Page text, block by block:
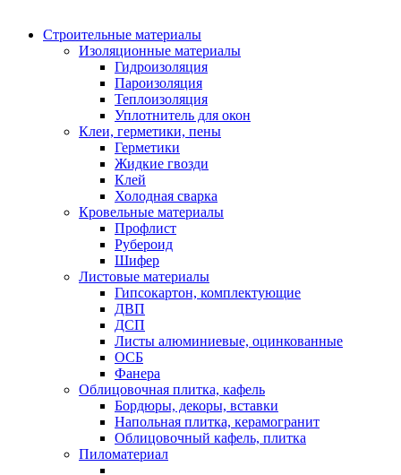
Строительные материалы
Изоляционные материалы
Гидроизоляция
Пароизоляция
Теплоизоляция
Уплотнитель для окон
Клеи, герметики, пены
Герметики
Жидкие гвозди
Клей
Холодная сварка
Кровельные материалы
Профлист
Рубероид
Шифер
Листовые материалы
Гипсокартон, комплектующие
ДВП
ДСП
Листы алюминиевые, оцинкованные
ОСБ
Фанера
Облицовочная плитка, кафель
Бордюры, декоры, вставки
Напольная плитка, керамогранит
Облицовочный кафель, плитка
Пиломатериал